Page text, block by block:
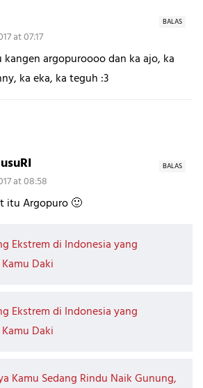
BALAS
at 07:17
kangen argopuroooo dan ka ajo, ka
ka eka, ka teguh :3
BALAS
at 08:58
itu Argopuro 🙂
Ekstrem di Indonesia yang
Daki
Ekstrem di Indonesia yang
Daki
Kamu Sedang Rindu Naik Gunung,